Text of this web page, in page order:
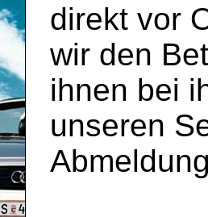
direkt vor
wir den
ihnen bei
unseren